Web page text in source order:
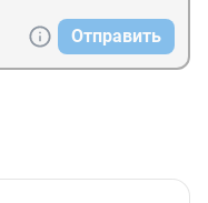
Отправить